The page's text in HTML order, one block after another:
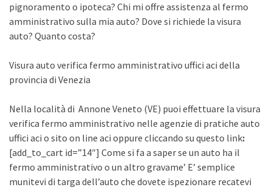
pignoramento o ipoteca? Chi mi offre assistenza al fermo
amministrativo sulla mia auto? Dove si richiede la visura
auto? Quanto costa?
Visura auto verifica fermo amministrativo uffici aci della
provincia di Venezia
Nella località di Annone Veneto (VE) puoi effettuare la visura
verifica fermo amministrativo nelle agenzie di pratiche auto
uffici aci o sito on line aci oppure cliccando su questo link:
[add_to_cart id=”14″] Come si fa a saper se un auto ha il
fermo amministrativo o un altro gravame’ E’ semplice
munitevi di targa dell’auto che dovete ispezionare recatevi